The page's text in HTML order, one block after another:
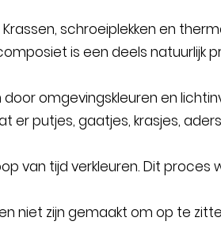
schroeiplekken en
is een deels natuurlijk
omgevingskleuren en
er putjes, gaatjes, krasjes,
van tijd verkleuren. Dit
niet zijn gemaakt om op te